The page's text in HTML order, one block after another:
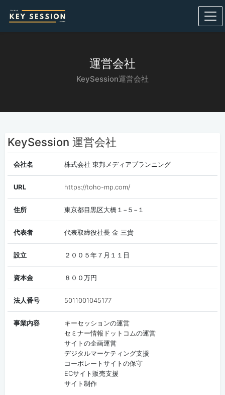
運営会社
KeySession運営会社
KeySession 運営会社
会社名 株式会社 東邦メディアプランニング
URL https://toho-mp.com/
住所 東京都目黒区大橋１−５−１
代表者 代表取締役社長 金 三貴
設立 ２００５年７月１１日
資本金 ８００万円
法人番号 5011001045177
事業内容 キーセッションの運営
セミナー情報ドットコムの運営
サイトの企画運営
デジタルマーケティング支援
コーポレートサイトの保守
ECサイト販売支援
サイト制作